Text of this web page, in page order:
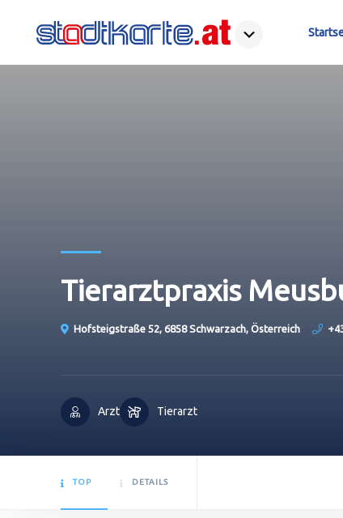
Tierarztpraxis
Hofsteigstraße 52, 6858 Schwarzach, Österreich
Arzt Tierarzt
TOP DETAILS